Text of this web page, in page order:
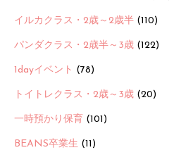
イルカクラス・2歳～2歳半 (110)
パンダクラス・2歳半～3歳 (122)
1dayイベント (78)
トイトレクラス・2歳～3歳 (20)
一時預かり保育 (101)
BEANS卒業生 (11)